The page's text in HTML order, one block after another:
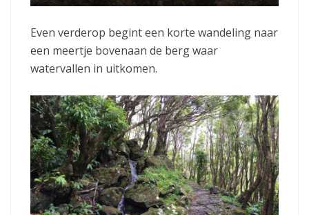
Even verderop begint een korte wandeling naar
een meertje bovenaan de berg waar
watervallen in uitkomen.